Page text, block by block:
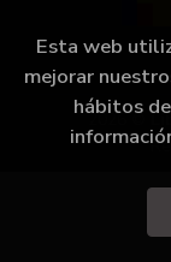
2026 ©
Esta web
mejorar
hábitos